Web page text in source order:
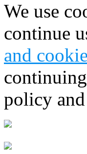
We use
continue
and
policy